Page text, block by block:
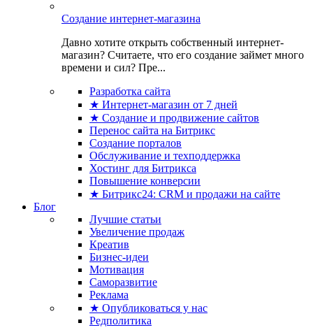
Создание интернет-магазина
Давно хотите открыть собственный интернет-
магазин? Считаете, что его создание займет много
времени и сил? Пре...
Разработка сайта
★ Интернет-магазин от 7 дней
★ Создание и продвижение сайтов
Перенос сайта на Битрикс
Создание порталов
Обслуживание и техподдержка
Хостинг для Битрикса
Повышение конверсии
★ Битрикс24: CRM и продажи на сайте
Блог
Лучшие статьи
Увеличение продаж
Креатив
Бизнес-идеи
Мотивация
Саморазвитие
Реклама
★ Опубликоваться у нас
Редполитика